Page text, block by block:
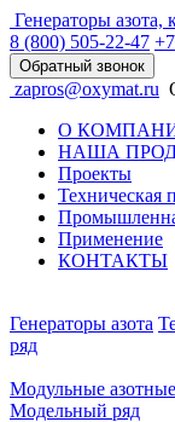
Генераторы азота,
8 (800) 505-22-47
Обратный звонок
zapros@oxymat.ru
О
НАША
Проекты
Техническая
Применение
КОНТАКТЫ
Генераторы азота
ряд
Модульные
Модельный ряд